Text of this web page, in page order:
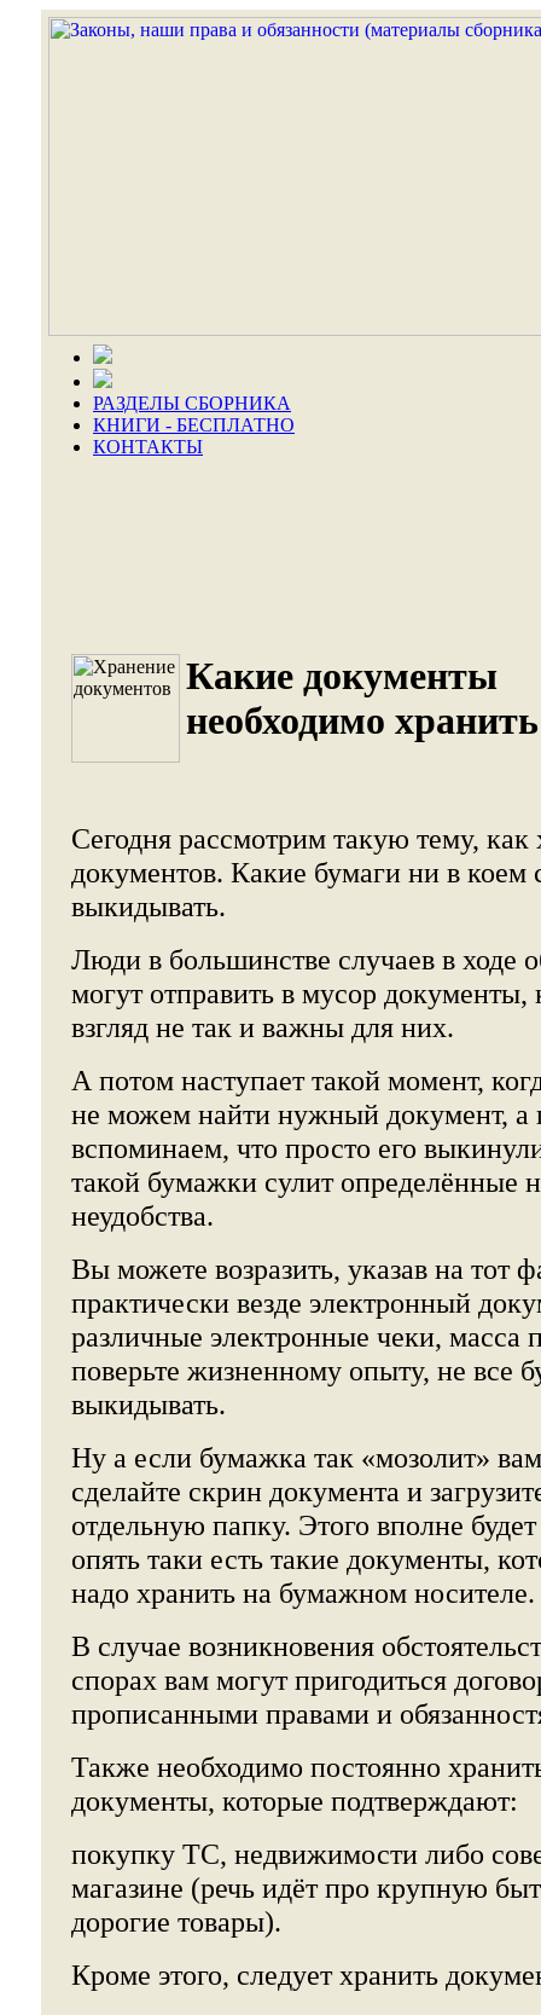
РАЗДЕЛЫ СБОРНИКА
КНИГИ - БЕСПЛАТНО
КОНТАКТЫ
Какие документы
необходимо
Сегодня рассмотрим такую тему, как
документов. Какие бумаги ни в коем
выкидывать.
Люди в большинстве случаев в ходе
могут отправить в мусор
взгляд не так и важны для них.
А потом наступает такой момент,
не можем найти нужный документ, а
вспоминаем, что просто его
такой бумажки сулит определённые
неудобства.
Вы можете возразить, указав на тот
практически везде электронный
различные электронные чеки, масса
поверьте жизненному опыту, не все
выкидывать.
Ну а если бумажка так «мозолит» вам
сделайте скрин документа и
отдельную папку. Этого вполне
опять таки есть такие документы,
надо хранить на бумажном носителе.
В случае возникновения
спорах вам могут пригодиться
прописанными правами и
Также необходимо постоянно
документы, которые подтверждают:
покупку ТС, недвижимости либо
магазине (речь идёт про крупную
дорогие товары).
Кроме этого, следует хранить